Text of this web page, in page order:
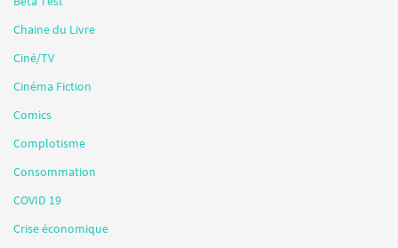
Chaine du Livre
Ciné/TV
Cinéma Fiction
Comics
Complotisme
Consommation
COVID 19
Crise économique